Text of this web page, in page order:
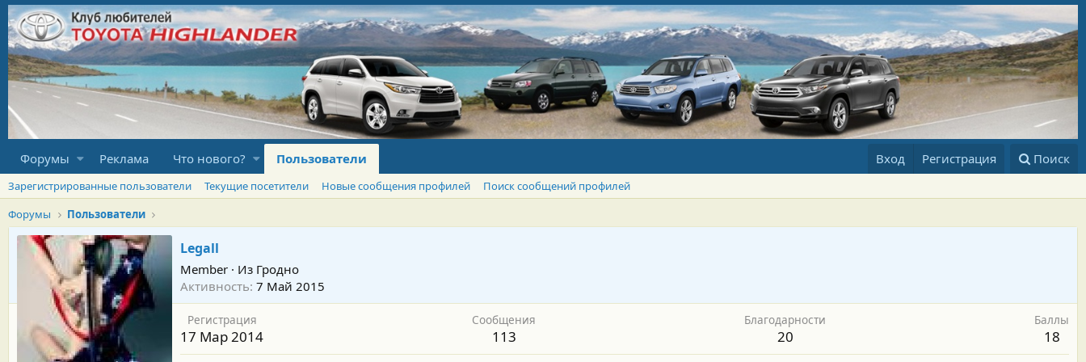
Форумы Реклама Что нового? Пользователи Вход Регистрация Поиск
Зарегистрированные пользователи Текущие посетители Новые сообщения профилей
Поиск сообщений профилей
Форумы
Пользователи
Legall
Member · Из Гродно
Активность 7 Май 2015
Регистрация
17 Мар 2014
Сообщения
113
Благодарности
20
Баллы
18